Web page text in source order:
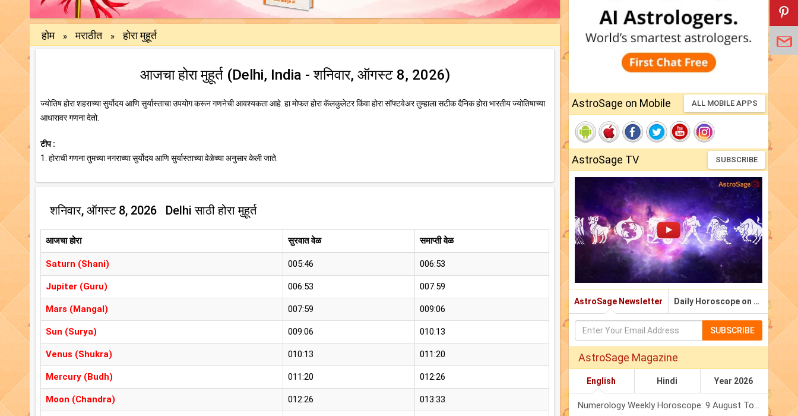
होम » मराठीत » होरा मुहूर्त
आजचा होरा मुहूर्त (Delhi, India - शनिवार, ऑगस्ट 8, 2026)
ज्योतिष होरा शहराच्या सुर्योदय आणि सुर्यास्ताचा उपयोग करून गणनेची आवश्यकता आहे. हा मोफत होरा कॅलकुलेटर किंवा होरा सॉफ्टवेअर तुम्हाला सटीक दैनिक होरा भारतीय ज्योतिषाच्या
आधारावर गणना देतो.
टीप :
1. होराची गणना तुमच्या नगराच्या सुर्योदय आणि सुर्यास्ताच्या वेळेच्या अनुसार केली जाते.
शनिवार, ऑगस्ट 8, 2026 Delhi साठी होरा मुहूर्त
आजचा होरा सुरवात वेळ समाप्ती वेळ
Saturn (Shani) 005:46 006:53
Jupiter (Guru) 006:53 007:59
Mars (Mangal) 007:59 009:06
Sun (Surya) 009:06 010:13
Venus (Shukra) 010:13 011:20
Mercury (Budh) 011:20 012:26
Moon (Chandra) 012:26 013:33
AstroSage on Mobile ALL MOBILE APPS
AstroSage TV SUBSCRIBE
AstroSage Newsletter Daily Horoscope on Email
SUBSCRIBE
AstroSage Magazine
English Hindi Year 2026
Numerology Weekly Horoscope: 9 August To 15 August, 2026